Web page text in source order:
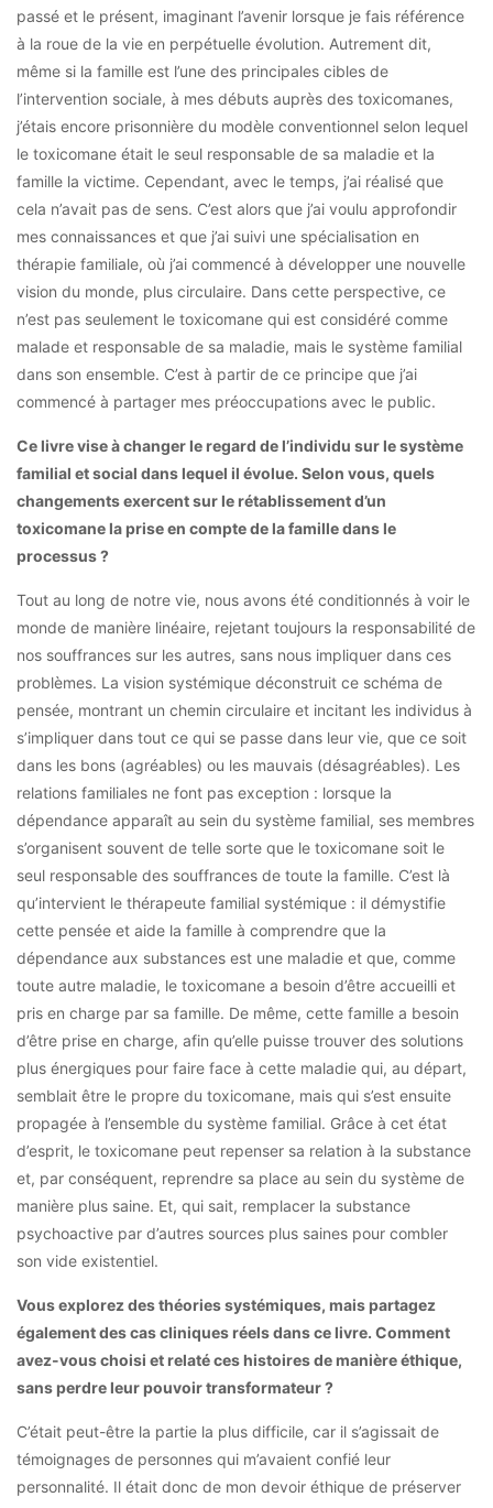
passé et le présent, imaginant l’avenir lorsque je fais référence
à la roue de la vie en perpétuelle évolution. Autrement dit,
même si la famille est l’une des principales cibles de
l’intervention sociale, à mes débuts auprès des toxicomanes,
j’étais encore prisonnière du modèle conventionnel selon lequel
le toxicomane était le seul responsable de sa maladie et la
famille la victime. Cependant, avec le temps, j’ai réalisé que
cela n’avait pas de sens. C’est alors que j’ai voulu approfondir
mes connaissances et que j’ai suivi une spécialisation en
thérapie familiale, où j’ai commencé à développer une nouvelle
vision du monde, plus circulaire. Dans cette perspective, ce
n’est pas seulement le toxicomane qui est considéré comme
malade et responsable de sa maladie, mais le système familial
dans son ensemble. C’est à partir de ce principe que j’ai
commencé à partager mes préoccupations avec le public.
Ce livre vise à changer le regard de l’individu sur le système
familial et social dans lequel il évolue. Selon vous, quels
changements exercent sur le rétablissement d’un
toxicomane la prise en compte de la famille dans le
processus ?
Tout au long de notre vie, nous avons été conditionnés à voir le
monde de manière linéaire, rejetant toujours la responsabilité de
nos souffrances sur les autres, sans nous impliquer dans ces
problèmes. La vision systémique déconstruit ce schéma de
pensée, montrant un chemin circulaire et incitant les individus à
s’impliquer dans tout ce qui se passe dans leur vie, que ce soit
dans les bons (agréables) ou les mauvais (désagréables). Les
relations familiales ne font pas exception : lorsque la
dépendance apparaît au sein du système familial, ses membres
s’organisent souvent de telle sorte que le toxicomane soit le
seul responsable des souffrances de toute la famille. C’est là
qu’intervient le thérapeute familial systémique : il démystifie
cette pensée et aide la famille à comprendre que la
dépendance aux substances est une maladie et que, comme
toute autre maladie, le toxicomane a besoin d’être accueilli et
pris en charge par sa famille. De même, cette famille a besoin
d’être prise en charge, afin qu’elle puisse trouver des solutions
plus énergiques pour faire face à cette maladie qui, au départ,
semblait être le propre du toxicomane, mais qui s’est ensuite
propagée à l’ensemble du système familial. Grâce à cet état
d’esprit, le toxicomane peut repenser sa relation à la substance
et, par conséquent, reprendre sa place au sein du système de
manière plus saine. Et, qui sait, remplacer la substance
psychoactive par d’autres sources plus saines pour combler
son vide existentiel.
Vous explorez des théories systémiques, mais partagez
également des cas cliniques réels dans ce livre. Comment
avez-vous choisi et relaté ces histoires de manière éthique,
sans perdre leur pouvoir transformateur ?
C’était peut-être la partie la plus difficile, car il s’agissait de
témoignages de personnes qui m’avaient confié leur
personnalité. Il était donc de mon devoir éthique de préserver